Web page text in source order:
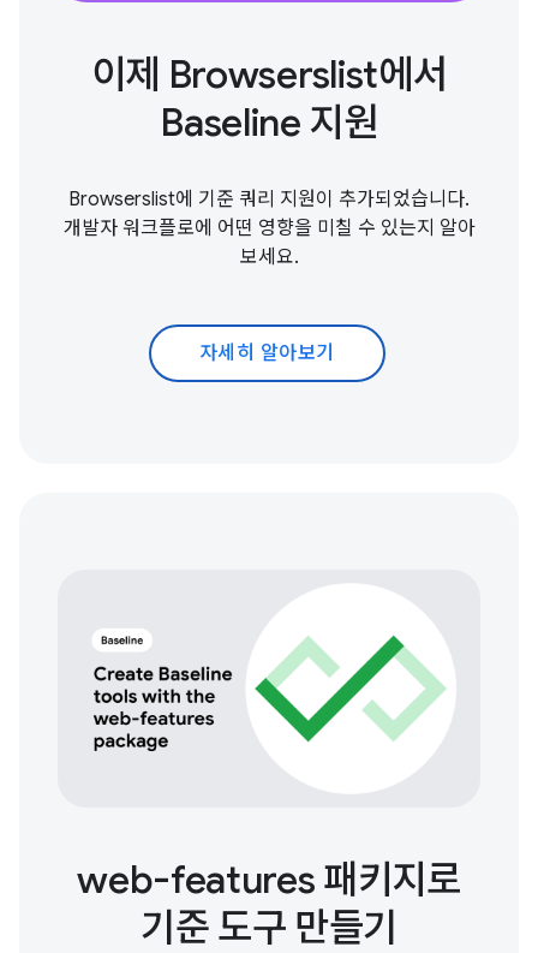
이제 Browserslist에서
Baseline 지원
Browserslist에 기준 쿼리 지원이 추가되었습니다.
개발자 워크플로에 어떤 영향을 미칠 수 있는지 알아
보세요.
자세히 알아보기
web-features 패키지로
기준 도구 만들기